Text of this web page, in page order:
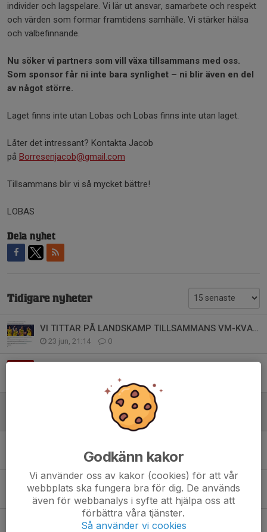
individer och lagspelare. Vi lär ut ansvar, samarbete och respekt
och värden som formar framtidens samhälle. Vi stärker hälsa
och välbefinnande.
Nu söker vi partners som vill växa tillsammans med oss.
Som sponsor får ni inte bara synlighet – ni blir även en del
av något större.
Laget finns inte utan Lobas och Lobas finns inte utan laget.
Låter det intressant? Kontakta Jacob
på Borresenjacob@gmail.com
Tillsammans blir vi så mycket bättre!
LOBAS
Dela nyhet
Tidigare nyheter
VI TITTAR PÅ LANDSKAMP TILLSAMMANS VM-KVAL SVERIGE vs TJECKIEN 3 JULI 2026
23 jun, 21:14 0
Att göra skillnad på riktigt! Är du vår nästa sponsor?
22 maj, 17:32 0
DRILLO - SUMMER CAMP
22 maj, 17:29 0
Godkänn kakor
Vi använder oss av kakor (cookies) för att vår
webbplats ska fungera bra för dig. De används
även för webbanalys i syfte att hjälpa oss att
förbättra våra tjänster.
Så använder vi cookies